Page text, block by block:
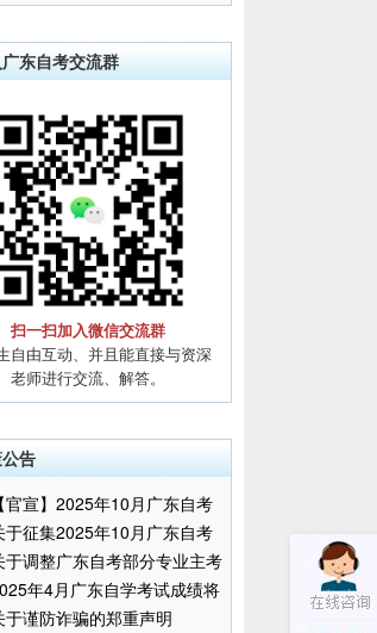
东自考交流群
扫一扫加入微信交流群
自由互动、并且能直接与资深
老师进行交流、解答。
告
【官宣】2025年10月广东自考
间通知
于征集2025年10月广东自考
考停考专业部分课程意向的
于调整广东自考部分专业主考
通知
年4月广东自学考试成绩将
9日公布
于谨防诈骗的郑重声明